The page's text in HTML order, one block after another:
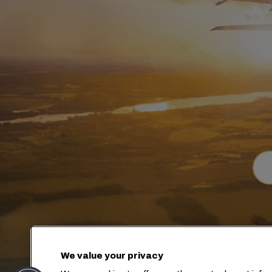
We value your privacy